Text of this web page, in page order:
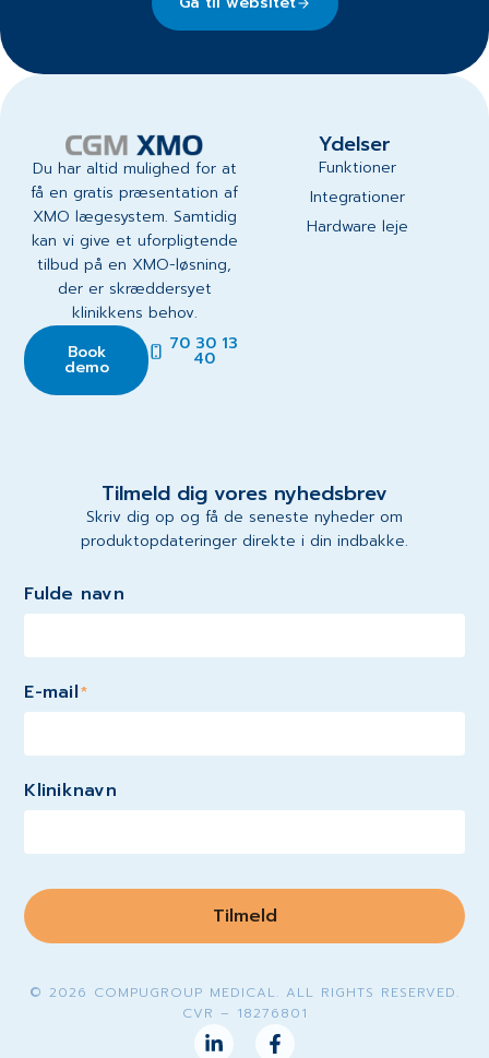
Du har altid mulighed for at
få en gratis præsentation af
XMO lægesystem. Samtidig
kan vi give et uforpligtende
tilbud på en XMO-løsning,
der er skræddersyet
klinikkens behov.
Book
demo
70 30 13
40
Ydelser
Funktioner
Integrationer
Hardware leje
Tilmeld dig vores nyhedsbrev
Skriv dig op og få de seneste nyheder om
produktopdateringer direkte i din indbakke.
Fulde navn
E-mail*
Kliniknavn
Tilmeld
© 2026 COMPUGROUP MEDICAL. ALL RIGHTS RESERVED.
CVR – 18276801